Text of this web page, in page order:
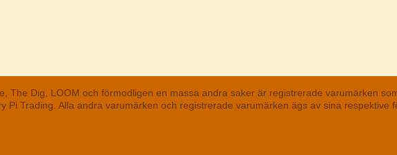
The Dig, LOOM och förmodligen en massa andra saker är registrerade varumärken
Pi Trading. Alla andra varumärken och registrerade varumärken ägs av sina respektive